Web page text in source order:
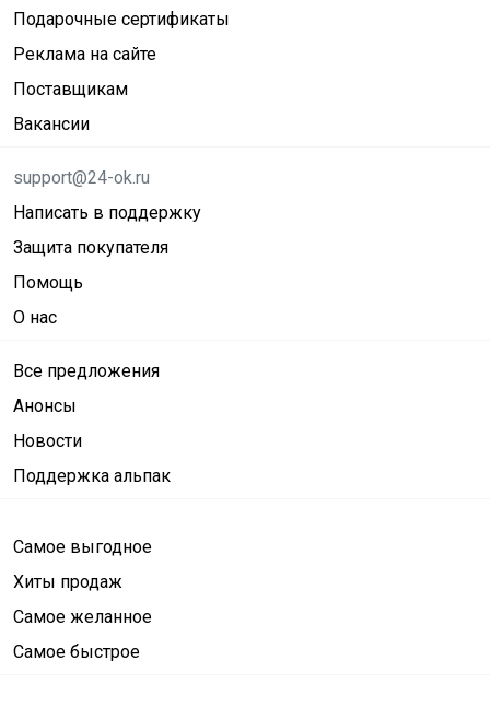
Подарочные сертификаты
Реклама на сайте
Поставщикам
Вакансии
support@24-ok.ru
Написать в поддержку
Защита покупателя
Помощь
О нас
Все предложения
Анонсы
Новости
Поддержка альпак
Самое выгодное
Хиты продаж
Самое желанное
Самое быстрое